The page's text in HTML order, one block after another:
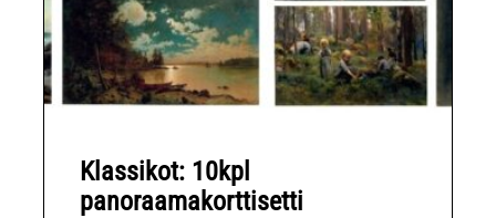
Klassikot: 10kpl
panoraamakorttisetti